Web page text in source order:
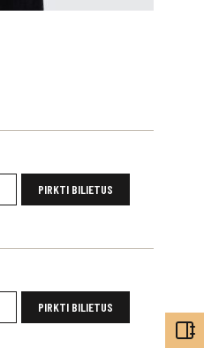
PIRKTI BILIETUS
PIRKTI BILIETUS